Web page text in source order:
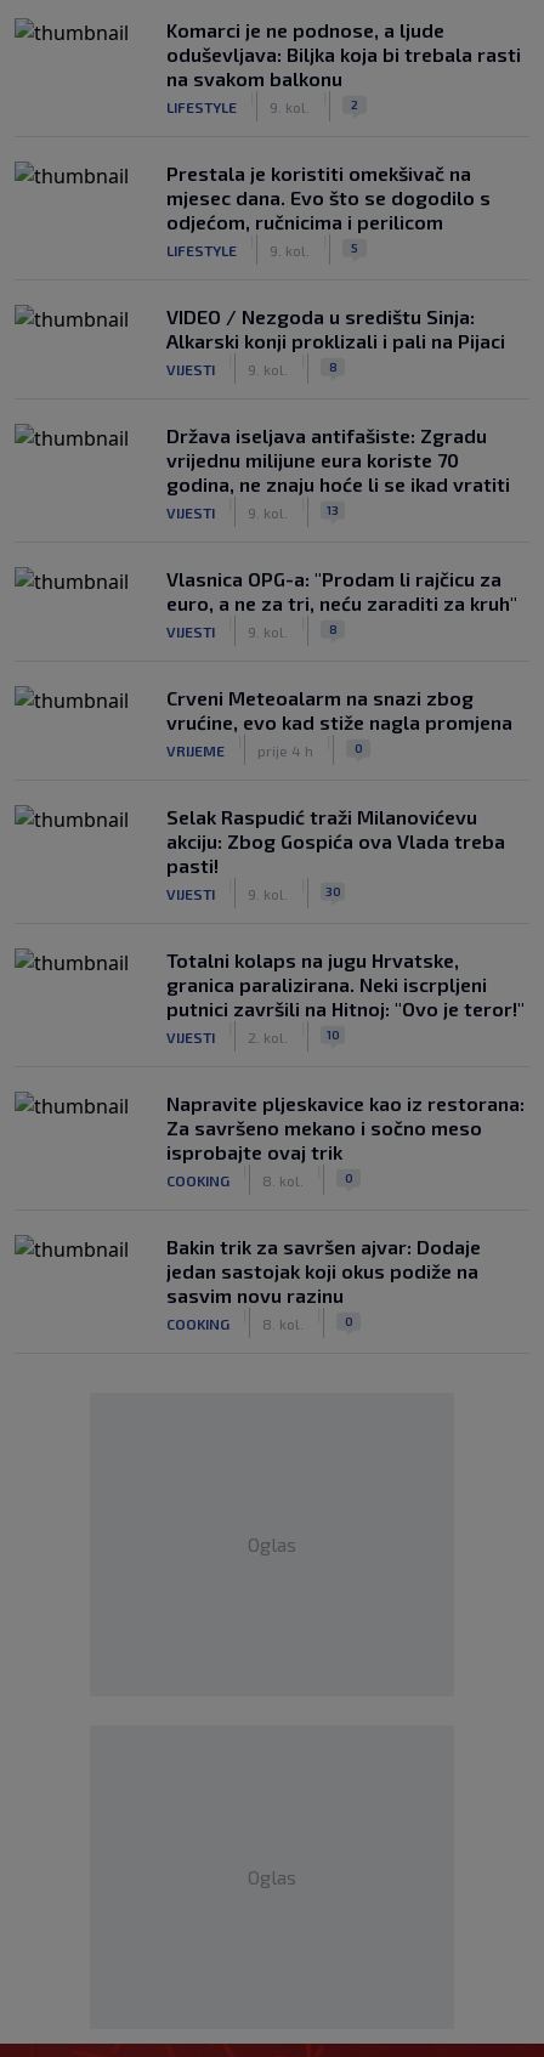
Komarci je ne podnose, a ljude
oduševljava: Biljka koja bi trebala rasti
na svakom balkonu
LIFESTYLE 9. kol. 2
Prestala je koristiti omekšivač na
mjesec dana. Evo što se dogodilo s
odjećom, ručnicima i perilicom
LIFESTYLE 9. kol. 5
VIDEO / Nezgoda u središtu Sinja:
Alkarski konji proklizali i pali na Pijaci
VIJESTI 9. kol. 8
Država iseljava antifašiste: Zgradu
vrijednu milijune eura koriste 70
godina, ne znaju hoće li se ikad vratiti
VIJESTI 9. kol. 13
Vlasnica OPG-a: "Prodam li rajčicu za
euro, a ne za tri, neću zaraditi za kruh"
VIJESTI 9. kol. 8
Crveni Meteoalarm na snazi zbog
vrućine, evo kad stiže nagla promjena
VRIJEME prije 4 h 0
Selak Raspudić traži Milanovićevu
akciju: Zbog Gospića ova Vlada treba
pasti!
VIJESTI 9. kol. 30
Totalni kolaps na jugu Hrvatske,
granica paralizirana. Neki iscrpljeni
putnici završili na Hitnoj: "Ovo je teror!"
VIJESTI 2. kol. 10
Napravite pljeskavice kao iz restorana:
Za savršeno mekano i sočno meso
isprobajte ovaj trik
COOKING 8. kol. 0
Bakin trik za savršen ajvar: Dodaje
jedan sastojak koji okus podiže na
sasvim novu razinu
COOKING 8. kol. 0
Oglas
Oglas